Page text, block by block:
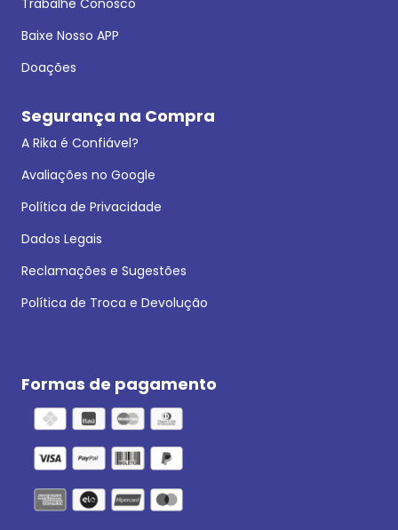
Trabalhe Conosco
Baixe Nosso APP
Doações
Segurança na Compra
A Rika é Confiável?
Avaliações no Google
Política de Privacidade
Dados Legais
Reclamações e Sugestões
Política de Troca e Devolução
Formas de pagamento